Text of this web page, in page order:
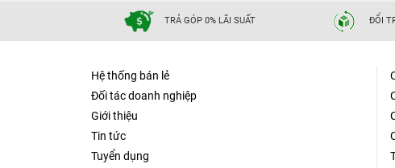
TRẢ GÓP 0% LÃI SUẤT ĐỔI
Hệ thống bán lẻ
Đối tác doanh nghiệp
Giới thiệu
Tin tức
Tuyển dụng